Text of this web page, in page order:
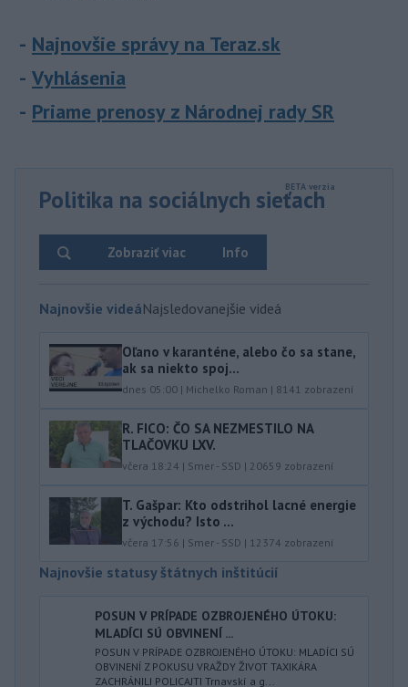
Najnovšie správy na Teraz.sk
Vyhlásenia
Priame prenosy z Národnej rady SR
Politika na sociálnych sieťach
Info
Zobraziť viac
Najnovšie videáNajsledovanejšie videá
Oľano v karanténe, alebo čo sa stane,
ak sa niekto spoj...
dnes 05:00 | Michelko Roman | 8141 zobrazení
R. FICO: ČO SA NEZMESTILO NA
TLAČOVKU LXV.
včera 18:24 | Smer - SSD | 20659 zobrazení
T. Gašpar: Kto odstrihol lacné energie
z východu? Isto ...
včera 17:56 | Smer - SSD | 12374 zobrazení
Najnovšie statusy štátnych inštitúcií
POSUN V PRÍPADE OZBROJENÉHO ÚTOKU:
MLADÍCI SÚ OBVINENÍ ...
POSUN V PRÍPADE OZBROJENÉHO ÚTOKU: MLADÍCI SÚ
OBVINENÍ Z POKUSU VRAŽDY ŽIVOT TAXIKÁRA
ZACHRÁNILI POLICAJTI Trnavskí a g...